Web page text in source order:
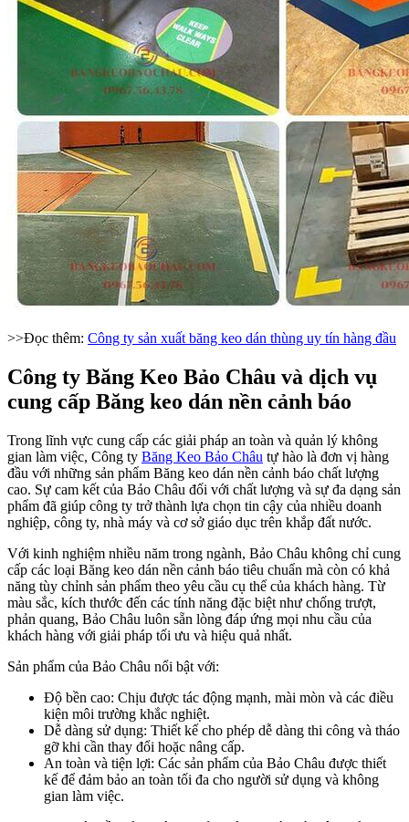
>>Đọc thêm: Công ty sản xuất băng keo dán thùng uy tín hàng đầu
Công ty Băng Keo Bảo Châu và dịch vụ
cung cấp Băng keo dán nền cảnh báo
Trong lĩnh vực cung cấp các giải pháp an toàn và quản lý không
gian làm việc, Công ty Băng Keo Bảo Châu tự hào là đơn vị hàng
đầu với những sản phẩm Băng keo dán nền cảnh báo chất lượng
cao. Sự cam kết của Bảo Châu đối với chất lượng và sự đa dạng sản
phẩm đã giúp công ty trở thành lựa chọn tin cậy của nhiều doanh
nghiệp, công ty, nhà máy và cơ sở giáo dục trên khắp đất nước.
Với kinh nghiệm nhiều năm trong ngành, Bảo Châu không chỉ cung
cấp các loại Băng keo dán nền cảnh báo tiêu chuẩn mà còn có khả
năng tùy chỉnh sản phẩm theo yêu cầu cụ thể của khách hàng. Từ
màu sắc, kích thước đến các tính năng đặc biệt như chống trượt,
phản quang, Bảo Châu luôn sẵn lòng đáp ứng mọi nhu cầu của
khách hàng với giải pháp tối ưu và hiệu quả nhất.
Sản phẩm của Bảo Châu nổi bật với:
Độ bền cao: Chịu được tác động mạnh, mài mòn và các điều
kiện môi trường khắc nghiệt.
Dễ dàng sử dụng: Thiết kế cho phép dễ dàng thi công và tháo
gỡ khi cần thay đổi hoặc nâng cấp.
An toàn và tiện lợi: Các sản phẩm của Bảo Châu được thiết
kế để đảm bảo an toàn tối đa cho người sử dụng và không
gian làm việc.